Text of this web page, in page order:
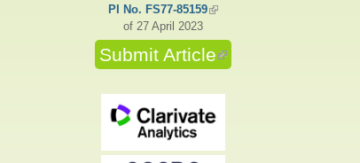
PI No. FS77-85159(link is external)
of 27 April 2023
Submit Article(link is external)